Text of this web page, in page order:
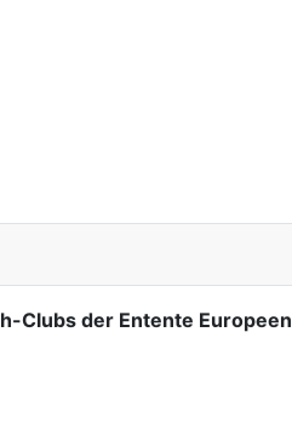
Clubs der Entente Europeen